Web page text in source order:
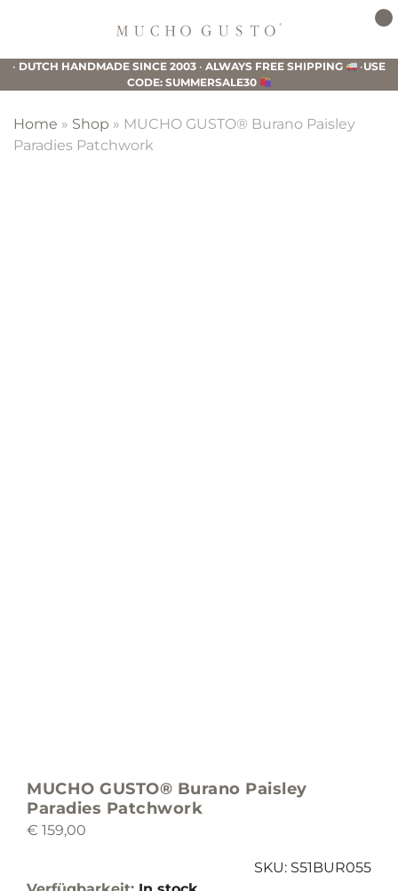
navigation
content
Gusto
• DUTCH HANDMADE SINCE 2003 • ALWAYS FREE SHIPPING •USE
CODE: SUMMERSALE30
Home » Shop » MUCHO GUSTO® Burano Paisley
Paradies Patchwork
MUCHO GUSTO® Burano Paisley
Paradies Patchwork
€ 159,00
SKU: S51BUR055